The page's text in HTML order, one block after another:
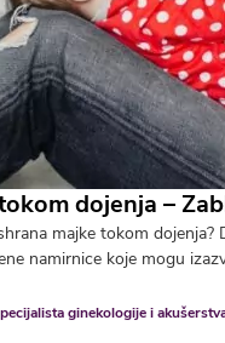
dojenja –
majke tokom
namirnice koje mogu
ginekologije i